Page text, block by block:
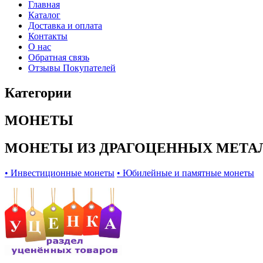
Главная
Каталог
Доставка и оплата
Контакты
О нас
Обратная связь
Отзывы Покупателей
Категории
МОНЕТЫ
МОНЕТЫ ИЗ ДРАГОЦЕННЫХ
• Инвестиционные монеты • Юбилейные и памятные монеты